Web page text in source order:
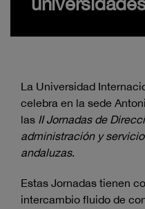
La Universidad
celebra en la sede
las II Jornadas de
administración y
andaluzas.
Estas Jornadas tienen
intercambio fluido de